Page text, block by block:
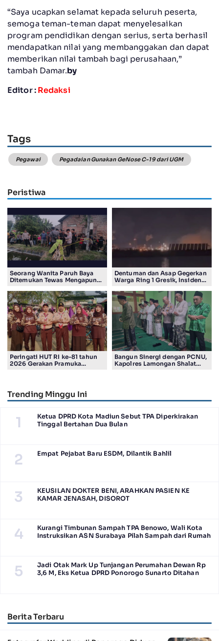
“Saya ucapkan selamat kepada seluruh peserta,
semoga teman-teman dapat menyelesaikan
program pendidikan dengan serius, serta berhasil
mendapatkan nilai yang membanggakan dan dapat
memberikan nilai tambah bagi perusahaan,”
tambah Damar.by
Editor :Redaksi
Tags
Pegawai Pegadaian Gunakan GeNose C-19 dari UGM
Peristiwa
Seorang Wanita Paruh Baya
Ditemukan Tewas Mengapung
Dentuman dan Asap Gegerkan
Warga Ring 1 Gresik, Insiden
Smelting
Peringati HUT RI ke-81 tahun
2026 Gerakan Pramuka
Bangun Sinergi dengan PCNU,
Kapolres Lamongan Shalat
Trending Minggu Ini
1
Ketua DPRD Kota Madiun Sebut TPA Diperkirakan
Tinggal Bertahan Dua Bulan
2 Empat Pejabat Baru ESDM, Dilantik Bahlil
3
KEUSILAN DOKTER BENI, ARAHKAN PASIEN KE
KAMAR JENASAH, DISOROT
4
Kurangi Timbunan Sampah TPA Benowo, Wali Kota
Instruksikan ASN Surabaya Pilah Sampah dari Rumah
5
Jadi Otak Mark Up Tunjangan Perumahan Dewan Rp
3,6 M, Eks Ketua DPRD Ponorogo Sunarto Ditahan
Berita Terbaru